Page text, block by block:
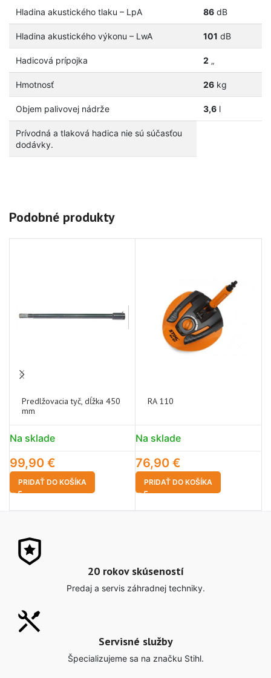
Hladina akustického tlaku – LpA 86dB
Hladina akustického výkonu – LwA 101 dB
Hadicová prípojka 2 „
Hmotnosť 26kg
Objem palivovej nádrže 3,6l
Prívodná a tlaková hadica nie sú súčasťou
dodávky.
Podobné produkty
Predlžovacia tyč, dĺžka 450
mm
Na sklade
99,90 €
PRIDAŤ DO KOŠÍKA
RA 110
Na sklade
76,90 €
PRIDAŤ DO KOŠÍKA
20 rokov skúseností
Predaj a servis záhradnej techniky.
Servisné služby
Špecializujeme sa na značku Stihl.